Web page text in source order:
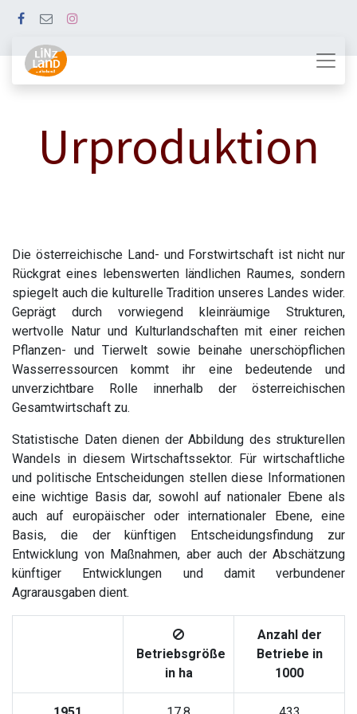
Urproduktion
Die österreichische Land- und Forstwirtschaft ist nicht nur
Rückgrat eines lebenswerten ländlichen Raumes, sondern
spiegelt auch die kulturelle Tradition unseres Landes wider.
Geprägt durch vorwiegend kleinräumige Strukturen,
wertvolle Natur und Kulturlandschaften mit einer reichen
Pflanzen- und Tierwelt sowie beinahe unerschöpflichen
Wasserressourcen kommt ihr eine bedeutende und
unverzichtbare Rolle innerhalb der österreichischen
Gesamtwirtschaft zu.
Statistische Daten dienen der Abbildung des strukturellen
Wandels in diesem Wirtschaftssektor. Für wirtschaftliche
und politische Entscheidungen stellen diese Informationen
eine wichtige Basis dar, sowohl auf nationaler Ebene als
auch auf europäischer oder internationaler Ebene, eine
Basis, die der künftigen Entscheidungsfindung zur
Entwicklung von Maßnahmen, aber auch der Abschätzung
künftiger Entwicklungen und damit verbundener
Agrarausgaben dient.
Betriebsgröße
in ha
Anzahl der
Betriebe in
1000